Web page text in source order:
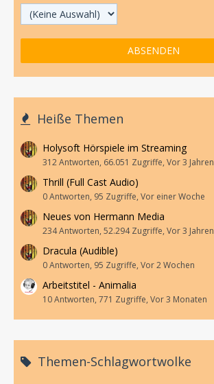
Heiße Themen
Holysoft Hörspiele im Streaming
312 Antworten, 66.051 Zugriffe, Vor 3 Jahren
Thrill (Full Cast Audio)
0 Antworten, 95 Zugriffe, Vor einer Woche
Neues von Hermann Media
234 Antworten, 52.294 Zugriffe, Vor 3 Jahren
Dracula (Audible)
0 Antworten, 95 Zugriffe, Vor 2 Wochen
Arbeitstitel - Animalia
10 Antworten, 771 Zugriffe, Vor 3 Monaten
Themen-Schlagwortwolke